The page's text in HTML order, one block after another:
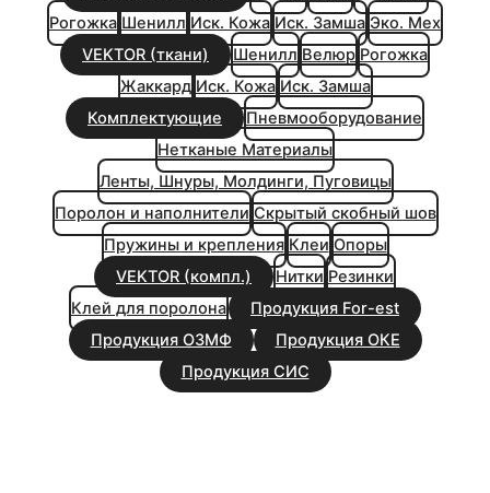
Рогожка Шенилл Иск. Кожа Иск. Замша Эко. Мех
VEKTOR (ткани)
Шенилл Велюр Рогожка
Жаккард Иск. Кожа Иск. Замша
Комплектующие
Пневмооборудование
Нетканые Материалы
Ленты, Шнуры, Молдинги, Пуговицы
Поролон и наполнители Скрытый скобный шов
Пружины и крепления Клеи Опоры
VEKTOR (компл.)
Нитки Резинки
Клей для поролона
Продукция For-est
Продукция ОЗМФ
Продукция ОКЕ
Продукция СИС